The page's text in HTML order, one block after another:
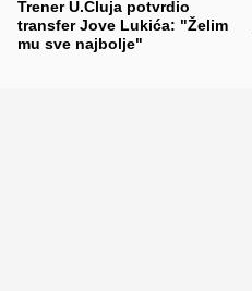
Trener U.Cluja potvrdio
transfer Jove Lukića: "Želim
mu sve najbolje"